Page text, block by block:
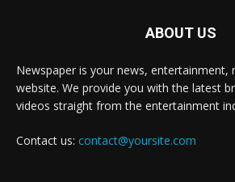
ABOUT US
Newspaper is your news, entertainment,
website. We provide you with the latest
videos straight from the entertainment
Contact us: contact@yoursite.com